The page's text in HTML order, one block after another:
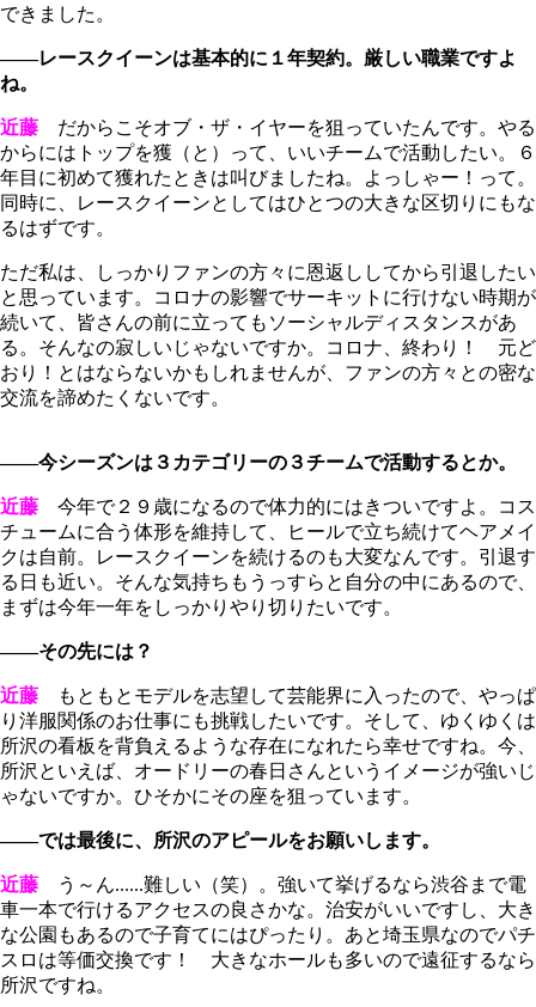
できました。
――レースクイーンは基本的に１年契約。厳しい職業ですよ
ね。
近藤 だからこそオブ・ザ・イヤーを狙っていたんです。やる
からにはトップを獲（と）って、いいチームで活動したい。６
年目に初めて獲れたときは叫びましたね。よっしゃー！って。
同時に、レースクイーンとしてはひとつの大きな区切りにもな
るはずです。
ただ私は、しっかりファンの方々に恩返ししてから引退したい
と思っています。コロナの影響でサーキットに行けない時期が
続いて、皆さんの前に立ってもソーシャルディスタンスがあ
る。そんなの寂しいじゃないですか。コロナ、終わり！ 元ど
おり！とはならないかもしれませんが、ファンの方々との密な
交流を諦めたくないです。
――今シーズンは３カテゴリーの３チームで活動するとか。
近藤 今年で２９歳になるので体力的にはきついですよ。コス
チュームに合う体形を維持して、ヒールで立ち続けてヘアメイ
クは自前。レースクイーンを続けるのも大変なんです。引退す
る日も近い。そんな気持ちもうっすらと自分の中にあるので、
まずは今年一年をしっかりやり切りたいです。
――その先には？
近藤 もともとモデルを志望して芸能界に入ったので、やっぱ
り洋服関係のお仕事にも挑戦したいです。そして、ゆくゆくは
所沢の看板を背負えるような存在になれたら幸せですね。今、
所沢といえば、オードリーの春日さんというイメージが強いじ
ゃないですか。ひそかにその座を狙っています。
――では最後に、所沢のアピールをお願いします。
近藤 う～ん......難しい（笑）。強いて挙げるなら渋谷まで電
車一本で行けるアクセスの良さかな。治安がいいですし、大き
な公園もあるので子育てにはぴったり。あと埼玉県なのでパチ
スロは等価交換です！ 大きなホールも多いので遠征するなら
所沢ですね。